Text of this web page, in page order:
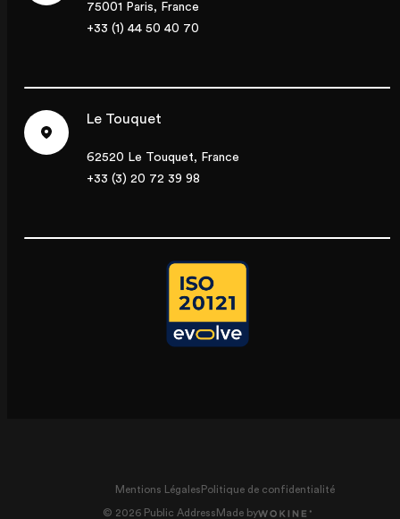
75001 Paris, France
+33 (1) 44 50 40 70
Le Touquet
62520 Le Touquet, France
+33 (3) 20 72 39 98
Mentions Légales Politique de confidentialité
© 2026 Public Address Made by